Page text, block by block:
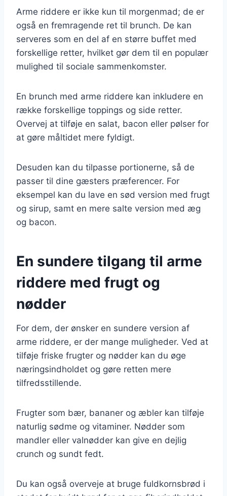
Arme riddere er ikke kun til morgenmad; de er
også en fremragende ret til brunch. De kan
serveres som en del af en større buffet med
forskellige retter, hvilket gør dem til en populær
mulighed til sociale sammenkomster.
En brunch med arme riddere kan inkludere en
række forskellige toppings og side retter.
Overvej at tilføje en salat, bacon eller pølser for
at gøre måltidet mere fyldigt.
Desuden kan du tilpasse portionerne, så de
passer til dine gæsters præferencer. For
eksempel kan du lave en sød version med frugt
og sirup, samt en mere salte version med æg
og bacon.
En sundere tilgang til arme
riddere med frugt og
nødder
For dem, der ønsker en sundere version af
arme riddere, er der mange muligheder. Ved at
tilføje friske frugter og nødder kan du øge
næringsindholdet og gøre retten mere
tilfredsstillende.
Frugter som bær, bananer og æbler kan tilføje
naturlig sødme og vitaminer. Nødder som
mandler eller valnødder kan give en dejlig
crunch og sundt fedt.
Du kan også overveje at bruge fuldkornsbrød i